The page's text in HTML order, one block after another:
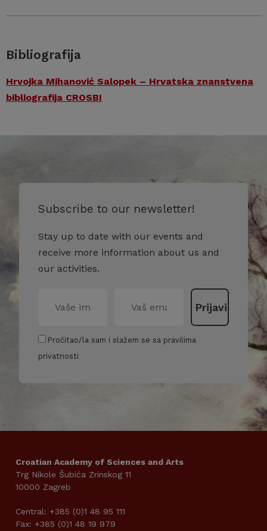
Bibliografija
Hrvojka Mihanović Salopek – Hrvatska znanstvena
bibliografija CROSBI
Subscribe to our newsletter!
Stay up to date with our events and
receive more information about us and
our activities.
Pročitao/la sam i slažem se sa pravilima
privatnosti
Croatian Academy of Sciences and Arts
Trg Nikole Šubića Zrinskog 11
10000 Zagreb
Central: +385 (0)1 48 95 111
Fax: +385 (0)1 48 19 979